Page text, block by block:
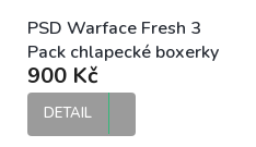
PSD Warface Fresh 3
Pack chlapecké boxerky
900 Kč
DETAIL